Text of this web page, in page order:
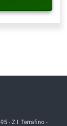
- Z.I. Terrafino -